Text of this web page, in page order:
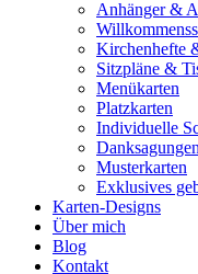
Anhänger &
Kirchenhefte
Sitzpläne &
Menükarten
Platzkarten
Individuelle
Danksagungen
Musterkarten
Exklusives
Karten-Designs
Über mich
Blog
Kontakt